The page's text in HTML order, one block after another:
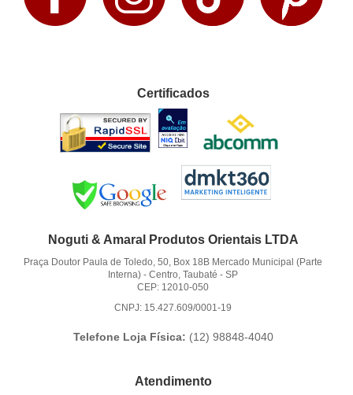
Certificados
Noguti & Amaral Produtos Orientais LTDA
Praça Doutor Paula de Toledo, 50, Box 18B Mercado Municipal (Parte
Interna) -Centro, Taubaté -SP
CEP: 12010-050
CNPJ: 15.427.609/0001-19
Telefone Loja Física: (12) 98848-4040
Atendimento